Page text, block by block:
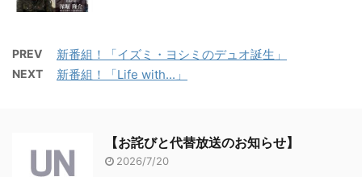
PREV 新番組！「イズミ・ヨシミのデュオ誕生」
NEXT 新番組！「Life with...」
【お詫びと代替放送のお知らせ】
2026/7/20